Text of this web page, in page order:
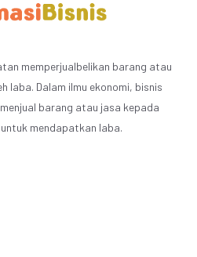
memperjualbelikan barang atau
laba. Dalam ilmu ekonomi, bisnis
barang atau jasa kepada
mendapatkan laba.